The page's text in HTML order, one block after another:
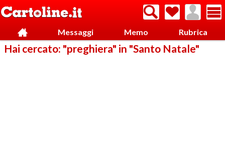
Messaggi Memo Rubrica
Hai cercato: "preghiera" in "Santo Natale"